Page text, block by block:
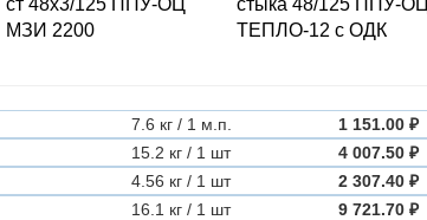
ст 48х3/125 ППУ-ОЦ
МЗИ 2200
стыка 48/125 ППУ-ОЦ
ТЕПЛО-12 с ОДК
7.6 кг / 1 м.п. 1 151.00 ₽
15.2 кг / 1 шт 4 007.50 ₽
4.56 кг / 1 шт 2 307.40 ₽
16.1 кг / 1 шт 9 721.70 ₽